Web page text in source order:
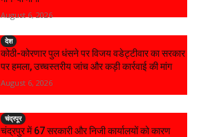
August 6, 2026
देश
कोठी-कोरणार पुल धंसने पर विजय वडेट्टीवार का सरकार
पर हमला, उच्चस्तरीय जांच और कड़ी कार्रवाई की मांग
August 6, 2026
चंद्रपूर
चंद्रपुर में 67 सरकारी और निजी कार्यालयों को कारण